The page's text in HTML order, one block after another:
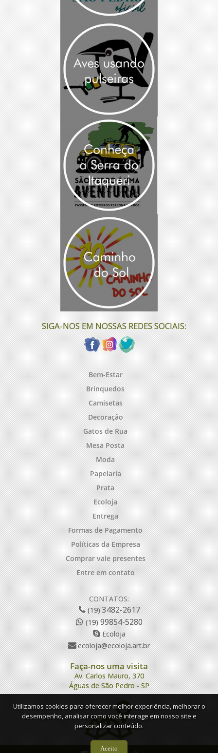
SIGA-NOS EM NOSSAS REDES SOCIAIS:
Bem-Estar
Brinquedos
Camisetas
Decoração
Gatos de Rua
Mesa Posta
Moda
Papelaria
Prata
Ecoloja
Entrega
Formas de Pagamento
Políticas da Empresa
Comprar vale presentes
Entre em contato
CONTATOS:
(19)3482-2617
(19)99854-5280
Ecoloja
ecoloja@ecoloja.art.br
Faça-nos uma visita
Av. Carlos Mauro, 370
Águas de São Pedro - SP
Utilizamos cookies para oferecer melhor experiência, melhorar o
desempenho, analisar como você interage em nosso site e
personalizar conteúdo.
Aceito